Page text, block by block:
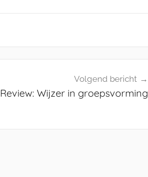
Volgend bericht
Review: Wijzer in groepsvorming